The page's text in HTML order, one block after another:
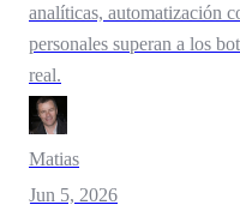
analíticas, automatización
personales superan a los
real.
Matias
Jun 5, 2026